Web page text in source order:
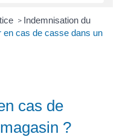
> Indemnisation du
en cas de casse dans un
cas de
?